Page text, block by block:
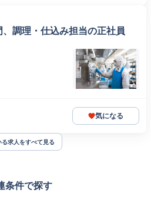
調理・仕込み担当の正社員
気になる
る求人をすべて見る
条件で探す